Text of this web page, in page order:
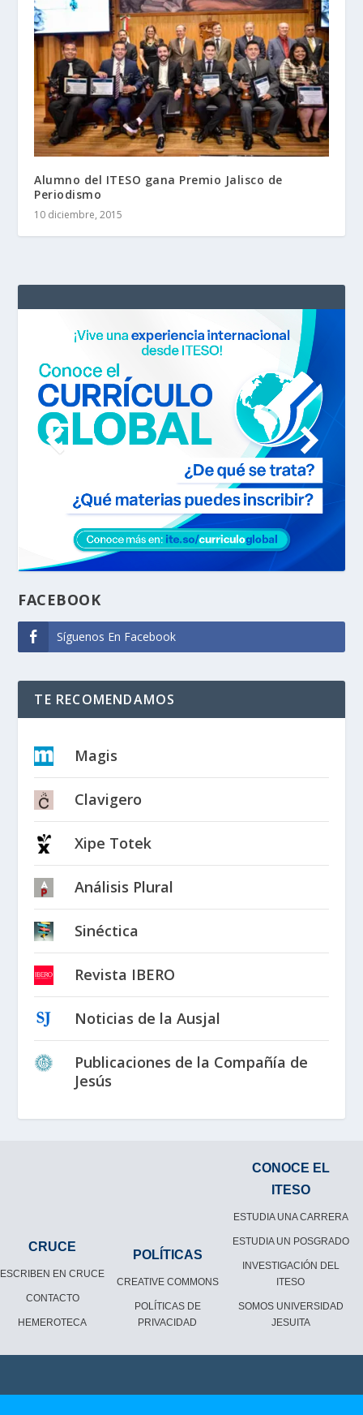
Alumno del ITESO gana Premio Jalisco de
Periodismo
10 diciembre, 2015
FACEBOOK
Síguenos En Facebook
TE RECOMENDAMOS
Magis
Clavigero
Xipe Totek
Análisis Plural
Sinéctica
Revista IBERO
Noticias de la Ausjal
Publicaciones de la Compañía de
Jesús
CRUCE
ESCRIBEN EN CRUCE
CONTACTO
HEMEROTECA
POLÍTICAS
CREATIVE COMMONS
POLÍTICAS DE
PRIVACIDAD
CONOCE EL
ITESO
ESTUDIA UNA CARRERA
ESTUDIA UN POSGRADO
INVESTIGACIÓN DEL
ITESO
SOMOS UNIVERSIDAD
JESUITA